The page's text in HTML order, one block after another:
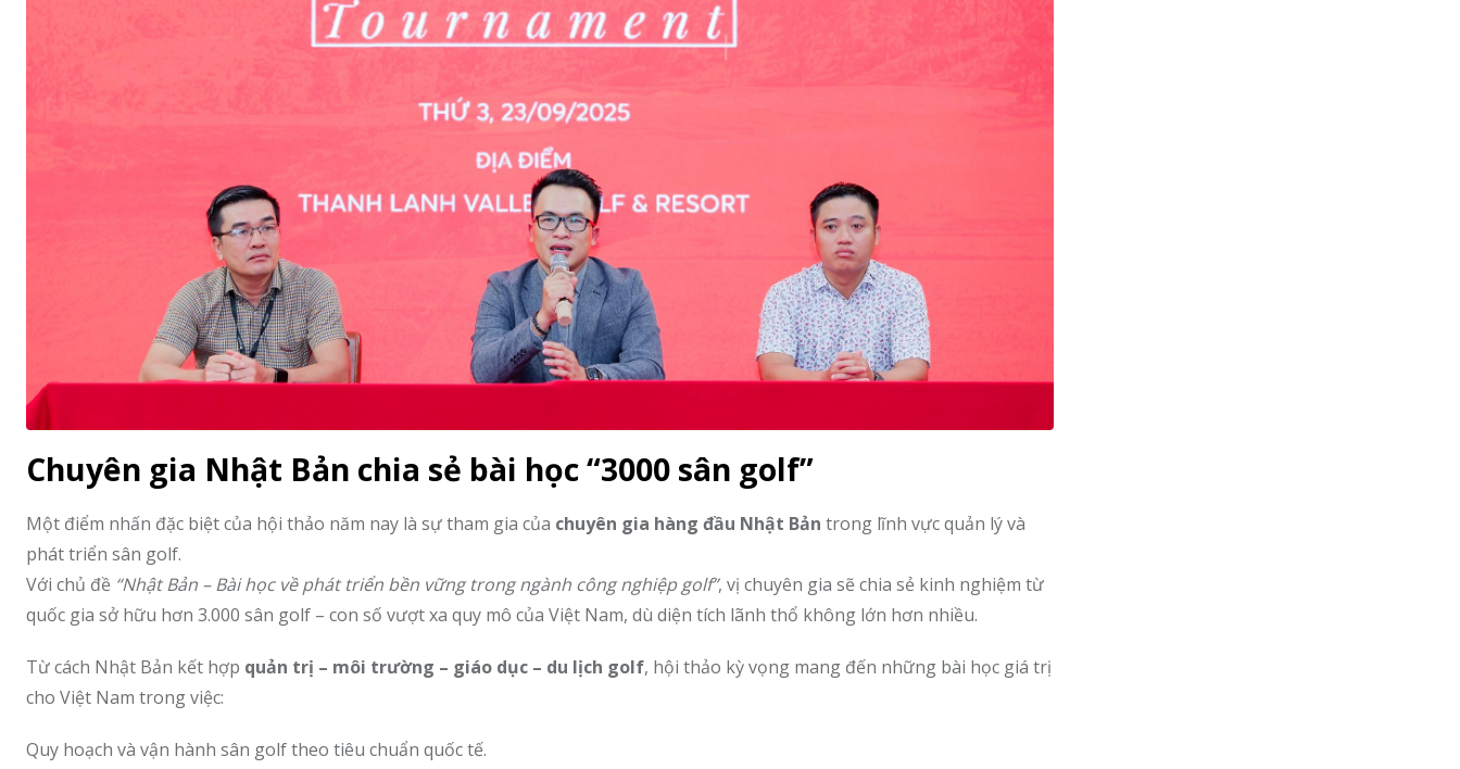
Chuyên gia Nhật Bản chia sẻ bài học “3000 sân golf”
Một điểm nhấn đặc biệt của hội thảo năm nay là sự tham gia của chuyên gia hàng đầu Nhật Bản trong lĩnh vực quản lý và
phát triển sân golf.
Với chủ đề “Nhật Bản – Bài học về phát triển bền vững trong ngành công nghiệp golf”, vị chuyên gia sẽ chia sẻ kinh nghiệm từ
quốc gia sở hữu hơn 3.000 sân golf – con số vượt xa quy mô của Việt Nam, dù diện tích lãnh thổ không lớn hơn nhiều.
Từ cách Nhật Bản kết hợp quản trị – môi trường – giáo dục – du lịch golf, hội thảo kỳ vọng mang đến những bài học giá trị
cho Việt Nam trong việc:
Quy hoạch và vận hành sân golf theo tiêu chuẩn quốc tế.